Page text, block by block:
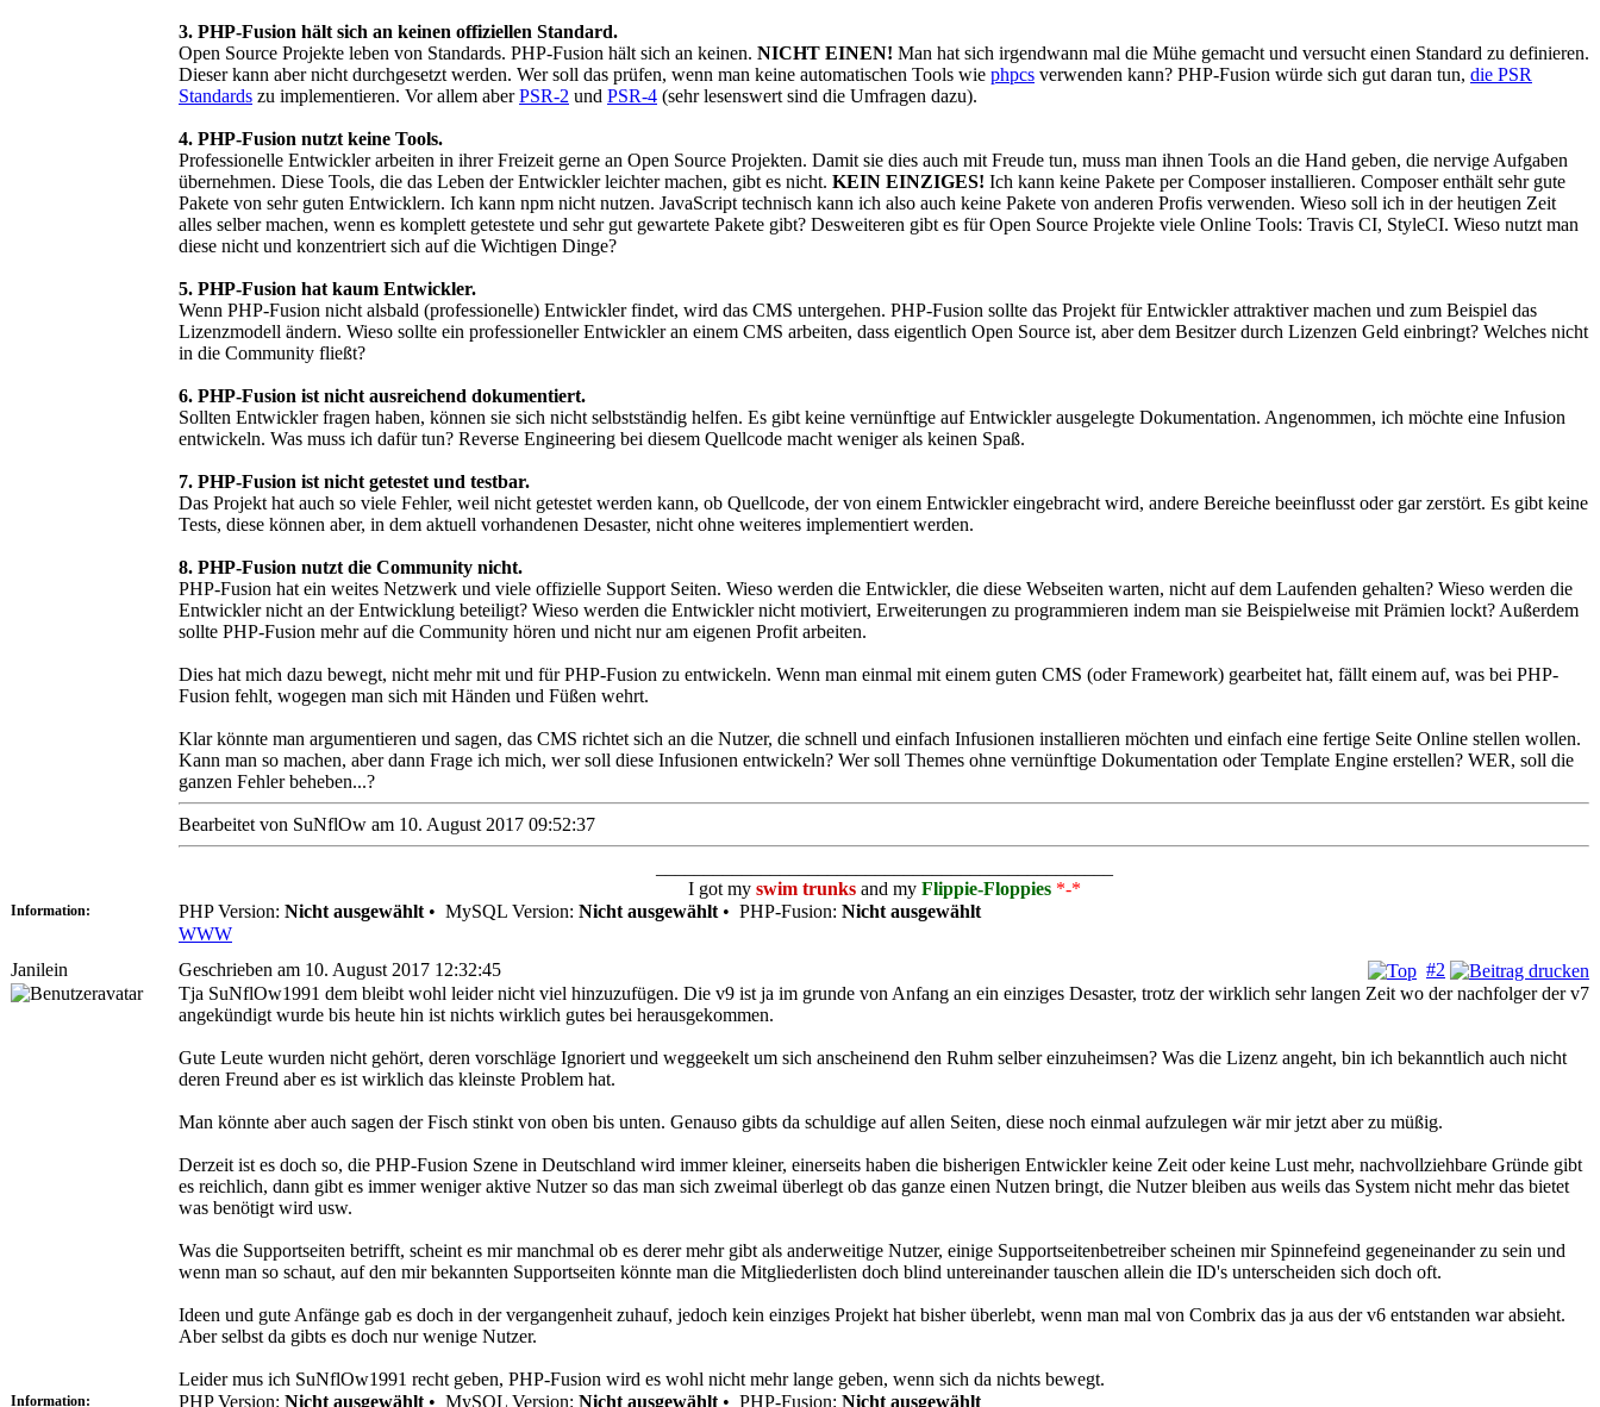
3. PHP-Fusion hält sich an keinen offiziellen Standard.
Open Source Projekte leben von Standards. PHP-Fusion hält sich an keinen. NICHT EINEN! Man hat sich irgendwann mal die Mühe gemacht und versucht einen Standard zu definieren.
Dieser kann aber nicht durchgesetzt werden. Wer soll das prüfen, wenn man keine automatischen Tools wie phpcs verwenden kann? PHP-Fusion würde sich gut daran tun, die PSR
Standards zu implementieren. Vor allem aberPSR-2 und PSR-4 (sehr lesenswert sind die Umfragen dazu).
4. PHP-Fusion nutzt keine Tools.
Professionelle Entwickler arbeiten in ihrer Freizeit gerne an Open Source Projekten. Damit sie dies auch mit Freude tun, muss man ihnen Tools an die Hand geben, die nervige Aufgaben
übernehmen. Diese Tools, die das Leben der Entwickler leichter machen, gibt es nicht. KEIN EINZIGES! Ich kann keine Pakete per Composer installieren. Composer enthält sehr gute
Pakete von sehr guten Entwicklern. Ich kann npm nicht nutzen. JavaScript technisch kann ich also auch keine Pakete von anderen Profis verwenden. Wieso soll ich in der heutigen Zeit
alles selber machen, wenn es komplett getestete und sehr gut gewartete Pakete gibt? Desweiteren gibt es für Open Source Projekte viele Online Tools: Travis CI, StyleCI. Wieso nutzt man
diese nicht und konzentriert sich auf die Wichtigen Dinge?
5. PHP-Fusion hat kaum Entwickler.
Wenn PHP-Fusion nicht alsbald (professionelle) Entwickler findet, wird das CMS untergehen. PHP-Fusion sollte das Projekt für Entwickler attraktiver machen und zum Beispiel das
Lizenzmodell ändern. Wieso sollte ein professioneller Entwickler an einem CMS arbeiten, dass eigentlich Open Source ist, aber dem Besitzer durch Lizenzen Geld einbringt? Welches nicht
in die Community fließt?
6. PHP-Fusion ist nicht ausreichend dokumentiert.
Sollten Entwickler fragen haben, können sie sich nicht selbstständig helfen. Es gibt keine vernünftige auf Entwickler ausgelegte Dokumentation. Angenommen, ich möchte eine Infusion
entwickeln. Was muss ich dafür tun? Reverse Engineering bei diesem Quellcode macht weniger als keinen Spaß.
7. PHP-Fusion ist nicht getestet und testbar.
Das Projekt hat auch so viele Fehler, weil nicht getestet werden kann, ob Quellcode, der von einem Entwickler eingebracht wird, andere Bereiche beeinflusst oder gar zerstört. Es gibt keine
Tests, diese können aber, in dem aktuell vorhandenen Desaster, nicht ohne weiteres implementiert werden.
8. PHP-Fusion nutzt die Community nicht.
PHP-Fusion hat ein weites Netzwerk und viele offizielle Support Seiten. Wieso werden die Entwickler, die diese Webseiten warten, nicht auf dem Laufenden gehalten? Wieso werden die
Entwickler nicht an der Entwicklung beteiligt? Wieso werden die Entwickler nicht motiviert, Erweiterungen zu programmieren indem man sie Beispielweise mit Prämien lockt? Außerdem
sollte PHP-Fusion mehr auf die Community hören und nicht nur am eigenen Profit arbeiten.
Dies hat mich dazu bewegt, nicht mehr mit und für PHP-Fusion zu entwickeln. Wenn man einmal mit einem guten CMS (oder Framework) gearbeitet hat, fällt einem auf, was bei PHP-
Fusion fehlt, wogegen man sich mit Händen und Füßen wehrt.
Klar könnte man argumentieren und sagen, das CMS richtet sich an die Nutzer, die schnell und einfach Infusionen installieren möchten und einfach eine fertige Seite Online stellen wollen.
Kann man so machen, aber dann Frage ich mich, wer soll diese Infusionen entwickeln? Wer soll Themes ohne vernünftige Dokumentation oder Template Engine erstellen? WER, soll die
ganzen Fehler beheben...?
Bearbeitet von SuNflOw am 10. August 2017 09:52:37
I got my swim trunksand my Flippie-Floppies *-*
Information: PHP Version: Nicht ausgewählt • MySQL Version: Nicht ausgewählt • PHP-Fusion: Nicht ausgewählt
WWW
Janilein
#2
Geschrieben am 10. August 2017 12:32:45
Tja SuNflOw1991 dem bleibt wohl leider nicht viel hinzuzufügen. Die v9 ist ja im grunde von Anfang an ein einziges Desaster, trotz der wirklich sehr langen Zeit wo der nachfolger der v7
angekündigt wurde bis heute hin ist nichts wirklich gutes bei herausgekommen.
Gute Leute wurden nicht gehört, deren vorschläge Ignoriert und weggeekelt um sich anscheinend den Ruhm selber einzuheimsen? Was die Lizenz angeht, bin ich bekanntlich auch nicht
deren Freund aber es ist wirklich das kleinste Problem hat.
Man könnte aber auch sagen der Fisch stinkt von oben bis unten. Genauso gibts da schuldige auf allen Seiten, diese noch einmal aufzulegen wär mir jetzt aber zu müßig.
Derzeit ist es doch so, die PHP-Fusion Szene in Deutschland wird immer kleiner, einerseits haben die bisherigen Entwickler keine Zeit oder keine Lust mehr, nachvollziehbare Gründe gibt
es reichlich, dann gibt es immer weniger aktive Nutzer so das man sich zweimal überlegt ob das ganze einen Nutzen bringt, die Nutzer bleiben aus weils das System nicht mehr das bietet
was benötigt wird usw.
Was die Supportseiten betrifft, scheint es mir manchmal ob es derer mehr gibt als anderweitige Nutzer, einige Supportseitenbetreiber scheinen mir Spinnefeind gegeneinander zu sein und
wenn man so schaut, auf den mir bekannten Supportseiten könnte man die Mitgliederlisten doch blind untereinander tauschen allein die ID's unterscheiden sich doch oft.
Ideen und gute Anfänge gab es doch in der vergangenheit zuhauf, jedoch kein einziges Projekt hat bisher überlebt, wenn man mal von Combrix das ja aus der v6 entstanden war absieht.
Aber selbst da gibts es doch nur wenige Nutzer.
Leider mus ich SuNflOw1991 recht geben, PHP-Fusion wird es wohl nicht mehr lange geben, wenn sich da nichts bewegt.
Information: PHP Version: Nicht ausgewählt • MySQL Version: Nicht ausgewählt • PHP-Fusion: Nicht ausgewählt